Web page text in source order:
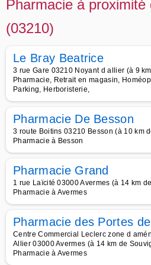
Pharmacie à proximité
(03210)
Le Bray Beatrice
3 rue Gare 03210 Noyant d allier (à 9
Pharmacie, Retrait en magasin,
Parking, Herboristerie,
Pharmacie De Besson
3 route Boitins 03210 Besson (à 10 km
Pharmacie à Besson
Pharmacie Grand
1 rue Laïcité 03000 Avermes (à 14 km
Pharmacie à Avermes
Pharmacie des Portes
Centre Commercial Leclerc zone d
Allier 03000 Avermes (à 14 km de
Pharmacie à Avermes